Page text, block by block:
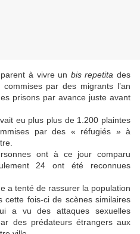
à vivre un bis repetita des
par des migrants l’an
prisons par avance juste avant
eu plus plus de 1.200 plaintes
par des « réfugiés » à
ont à ce jour comparu
24 ont été reconnues
a tenté de rassurer la population
cette fois-ci de scènes similaires
a vu des attaques sexuelles
des prédateurs étrangers aux